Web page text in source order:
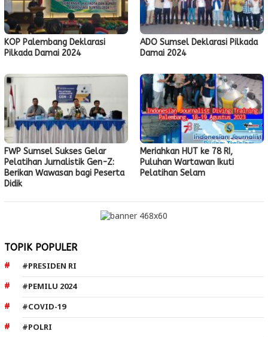
KOP Palembang Deklarasi
Pilkada Damai 2024
ADO Sumsel Deklarasi Pilkada
Damai 2024
FWP Sumsel Sukses Gelar
Pelatihan Jurnalistik Gen-Z:
Berikan Wawasan bagi Peserta
Didik
Meriahkan HUT ke 78 RI,
Puluhan Wartawan Ikuti
Pelatihan Selam
TOPIK POPULER
#PRESIDEN RI
#PEMILU 2024
#COVID-19
#POLRI